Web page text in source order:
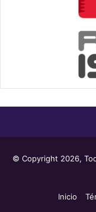
© Copyright 2026,
Inicio